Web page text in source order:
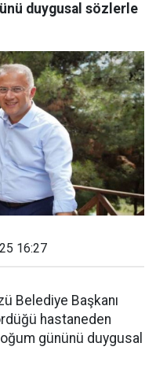
duygusal sözlerle
16:27
Belediye Başkanı
hastaneden
gününü duygusal